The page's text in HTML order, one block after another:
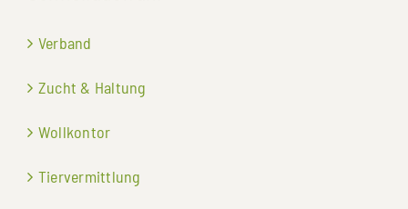
Verband
Zucht & Haltung
Wollkontor
Tiervermittlung